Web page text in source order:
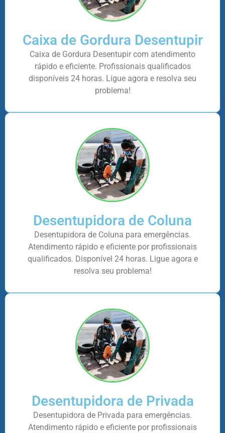
Caixa de Gordura Desentupir
Caixa de Gordura Desentupir com atendimento
rápido e eficiente. Profissionais qualificados
disponíveis 24 horas. Ligue agora e resolva seu
problema!
Desentupidora de Coluna
Desentupidora de Coluna para emergências.
Atendimento rápido e eficiente por profissionais
qualificados. Disponível 24 horas. Ligue agora e
resolva seu problema!
Desentupidora de Privada
Desentupidora de Privada para emergências.
Atendimento rápido e eficiente por profissionais